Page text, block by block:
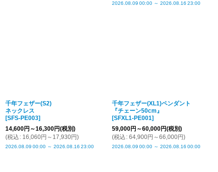
2026.08.09 00:00 ～ 2026.08.16 23:00
千年フェザー(S2)
ネックレス
[SFS-PE003]
14,600円 ～16,300円(税別)
(税込 : 16,060円 ～17,930円)
2026.08.09 00:00 ～ 2026.08.16 23:00
千年フェザー(XL1)ペンダント
『チェーン50cm』
[SFXL1-PE001]
59,000円 ～60,000円(税別)
(税込 : 64,900円 ～66,000円)
2026.08.09 00:00 ～ 2026.08.16 00:00